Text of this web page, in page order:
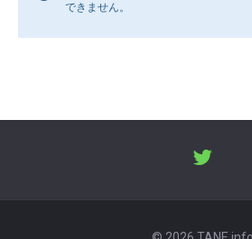
できません。